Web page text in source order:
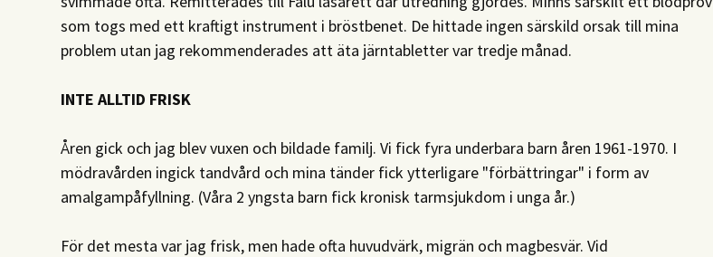
som togs med ett kraftigt instrument i bröstbenet. De hittade ingen särskild orsak till mina
problem utan jag rekommenderades att äta järntabletter var tredje månad.
INTE ALLTID FRISK
Åren gick och jag blev vuxen och bildade familj. Vi fick fyra underbara barn åren 1961-1970. I
mödravården ingick tandvård och mina tänder fick ytterligare "förbättringar" i form av
amalgampåfyllning. (Våra 2 yngsta barn fick kronisk tarmsjukdom i unga år.)
För det mesta var jag frisk, men hade ofta huvudvärk, migrän och magbesvär. Vid